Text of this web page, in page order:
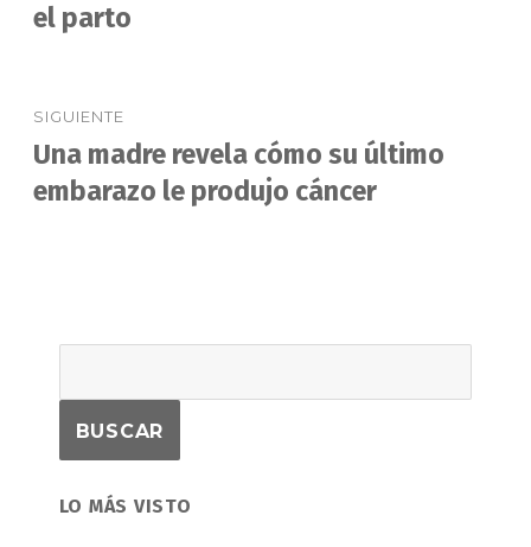
entradas
anterior:
el parto
SIGUIENTE
Entrada
siguiente:
Una madre revela cómo su último
embarazo le produjo cáncer
LO MÁS VISTO